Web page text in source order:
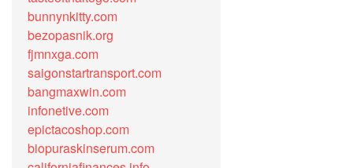
bunnynkitty.com
bezopasnik.org
fjmnxga.com
saigonstartransport.com
bangmaxwin.com
infonetive.com
epictacoshop.com
biopuraskinserum.com